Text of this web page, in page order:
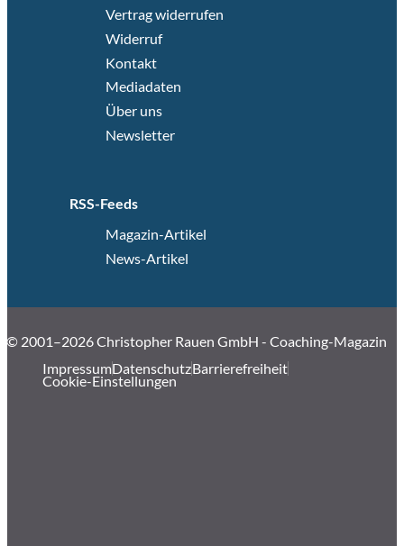
Vertrag widerrufen
Widerruf
Kontakt
Mediadaten
Über uns
Newsletter
RSS-Feeds
Magazin-Artikel
News-Artikel
© 2001–2026 Christopher Rauen GmbH - Coaching-Magazin
ImpressumDatenschutzBarrierefreiheit
Cookie-Einstellungen